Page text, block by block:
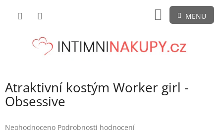
NÁKUPNÍ
KOŠÍK
Atraktivní kostým Worker girl -
Obsessive
Průměrné
Neohodnoceno Podrobnosti hodnocení